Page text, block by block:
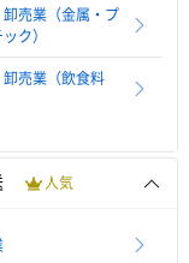
卸売業（金属・プ
ク）
卸売業（飲食料
人気